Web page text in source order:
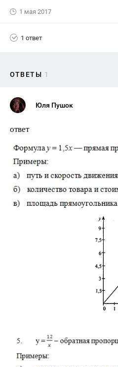
1 мая 2017
1 ответ
ОТВЕТЫ 1
Юля Пушок
ответ